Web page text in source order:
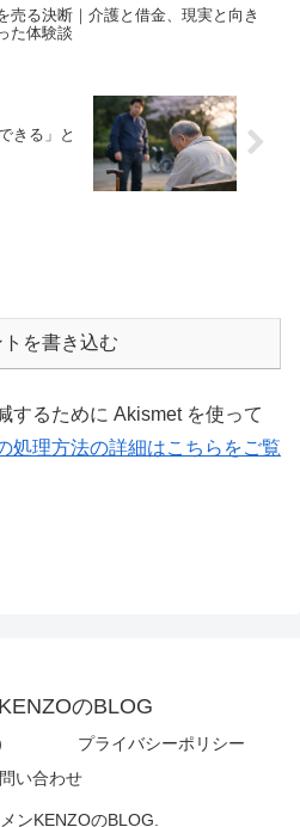
売る決断｜介護と借金、現実と向き
た体験談
きる」と
トを書き込む
するために Akismet を使って
処理方法の詳細はこちらをご覧
のBLOG
プライバシーポリシー
い合わせ
ンKENZOのBLOG.